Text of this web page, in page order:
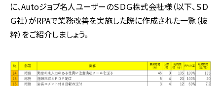
に、Autoジョブ名人ユーザーのＳＤＧ株式会社様（以下、ＳＤ
Ｇ社）がRPAで業務改善を実施した際に作成された一覧（抜
粋）をご紹介しましょう。